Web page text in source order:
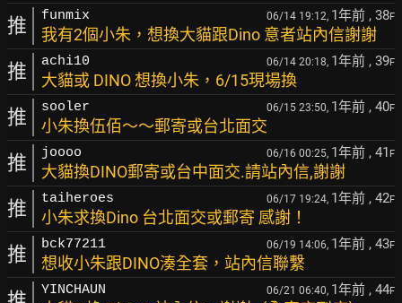
推 funmix 06/14 19:12, 1年前 , 38F
我有2個小朱，想換大貓跟Dino 意者站內信謝謝
推 achi10 06/14 20:18, 1年前 , 39F
大貓或 DINO 想換小朱，6/15現場換
推 sooler 06/15 23:50, 1年前 , 40F
小朱換伍佰～～郵寄或台北面交
推 joooo 06/16 00:25, 1年前 , 41 F
大貓換DINO郵寄或台中面交.請站內信,謝謝
推 taiheroes 06/17 19:24, 1年前 , 42F
小朱求換Dino 台北面交或郵寄 感謝！
推 bck77211 06/19 14:06, 1年前 , 43F
想收小朱跟DINO湊全套，站內信聯繫
YINCHAUN 06/21 06:40, 1年前 , 44F